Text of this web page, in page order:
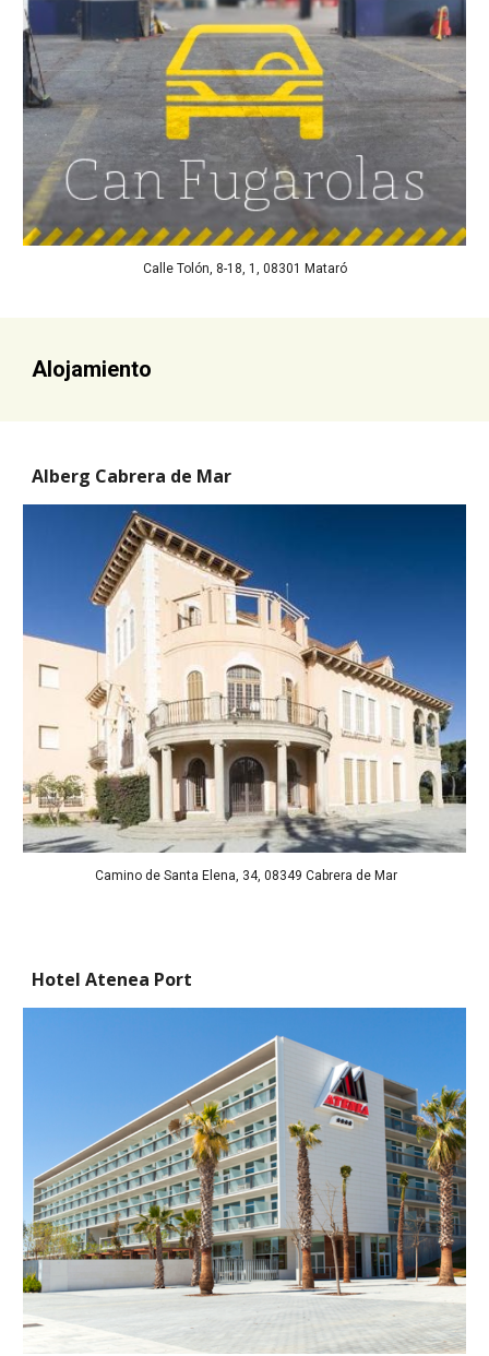
Calle Tolón, 8-18, 1, 08301 Mataró
Alojamiento
Alberg Cabrera de Mar
Camino de Santa Elena, 34, 08349 Cabrera de Mar
Hotel Atenea Port